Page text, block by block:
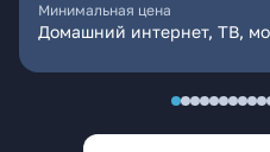
Минимальная цена
Домашний интернет, ТВ,